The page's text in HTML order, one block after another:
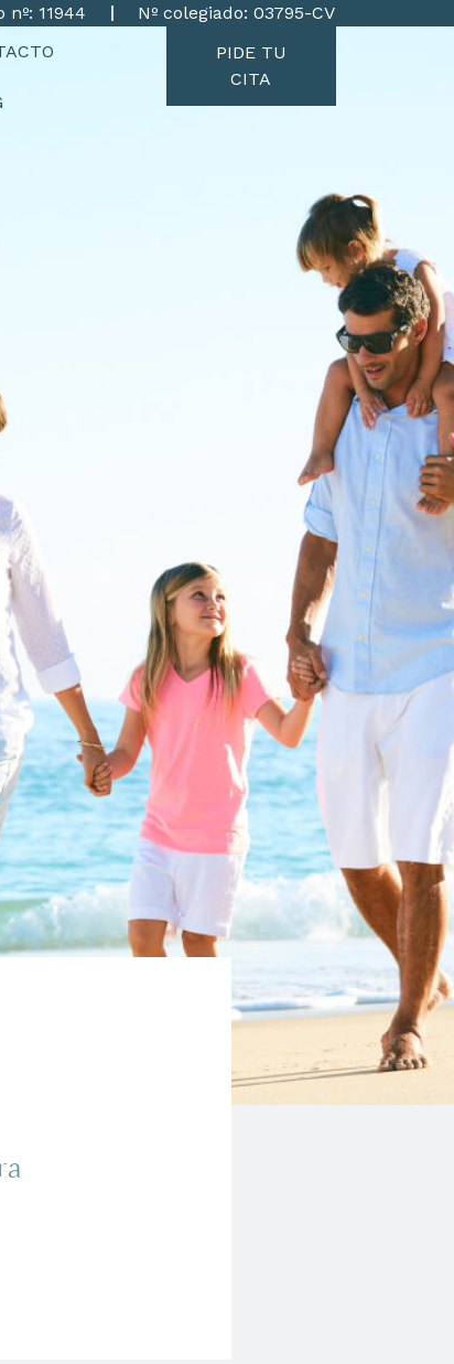
11944
Nº colegiado: 03795-CV
PIDE TU
CITA